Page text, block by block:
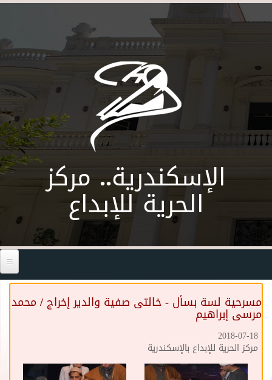
Skip to main content
الإسكندرية.. مركز
الحرية للإبداع
مسرحية لسة بسأل - خالتى صفية والدير إخراج / محمد
مرسى إبراهيم
2018-07-18
مركز الحرية للإبداع بالإسكندرية